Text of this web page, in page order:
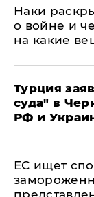
Наки
о войне и
на какие
Турция
суда" в
РФ и
ЕС ищет